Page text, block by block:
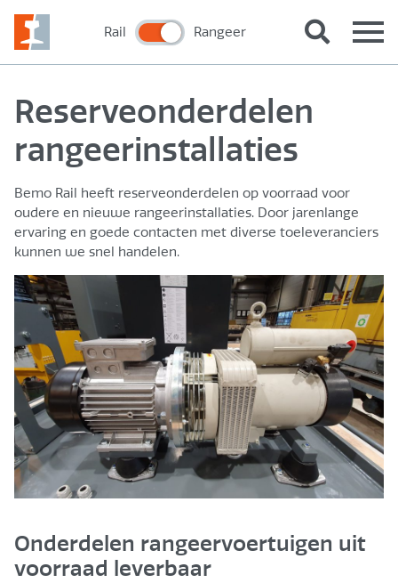
Rail Rangeer
Reserveonderdelen
rangeerinstallaties
Bemo Rail heeft reserveonderdelen op voorraad voor
oudere en nieuwe rangeerinstallaties. Door jarenlange
ervaring en goede contacten met diverse toeleveranciers
kunnen we snel handelen.
Onderdelen rangeervoertuigen uit
voorraad leverbaar